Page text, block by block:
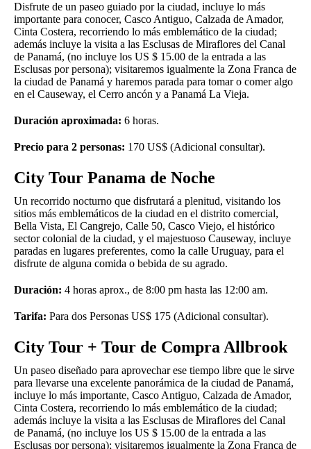
Disfrute de un paseo guiado por la ciudad, incluye lo más
importante para conocer, Casco Antiguo, Calzada de Amador,
Cinta Costera, recorriendo lo más emblemático de la ciudad;
además incluye la visita a las Esclusas de Miraflores del Canal
de Panamá, (no incluye los US $ 15.00 de la entrada a las
Esclusas por persona); visitaremos igualmente la Zona Franca de
la ciudad de Panamá y haremos parada para tomar o comer algo
en el Causeway, el Cerro ancón y a Panamá La Vieja.
Duración aproximada: 6 horas.
Precio para 2 personas: 170 US$ (Adicional consultar).
City Tour Panama de Noche
Un recorrido nocturno que disfrutará a plenitud, visitando los
sitios más emblemáticos de la ciudad en el distrito comercial,
Bella Vista, El Cangrejo, Calle 50, Casco Viejo, el histórico
sector colonial de la ciudad, y el majestuoso Causeway, incluye
paradas en lugares preferentes, como la calle Uruguay, para el
disfrute de alguna comida o bebida de su agrado.
Duración: 4 horas aprox., de 8:00 pm hasta las 12:00 am.
Tarifa: Para dos Personas US$ 175 (Adicional consultar).
City Tour + Tour de Compra Allbrook
Un paseo diseñado para aprovechar ese tiempo libre que le sirve
para llevarse una excelente panorámica de la ciudad de Panamá,
incluye lo más importante, Casco Antiguo, Calzada de Amador,
Cinta Costera, recorriendo lo más emblemático de la ciudad;
además incluye la visita a las Esclusas de Miraflores del Canal
de Panamá, (no incluye los US $ 15.00 de la entrada a las
Esclusas por persona); visitaremos igualmente la Zona Franca de